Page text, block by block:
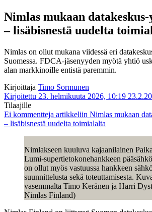
Nimlas mukaan datakeskus-
– lisäbisnestä uudelta
Nimlas on ollut mukana viidessä eri
Suomessa. FDCA-jäsenyyden myötä yhtiö
alan markkinoille entistä paremmin.
Kirjoittaja Timo Sormunen
Kirjoitettu 23. helmikuuta 2026, 10:19
Tilaajille
Ei kommentteja artikkeliin Nimlas mukaan
– lisäbisnestä uudelta toimialalta
Nimlakseen kuuluva kajaanilainen
Lumi-supertietokonehankkeen
on ollut myös vastuussa hankkeen
suunnittelusta sekä toteuttamisesta.
vasemmalta Timo Keränen ja Harri
Nimlas Finland)